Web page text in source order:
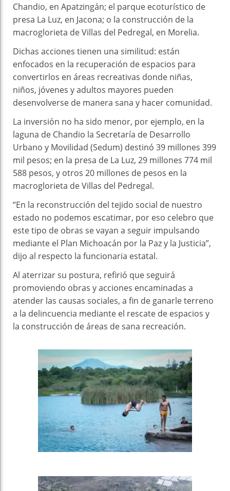
Chandio, en Apatzingán; el parque ecoturístico de
presa La Luz, en Jacona; o la construcción de la
macroglorieta de Villas del Pedregal, en Morelia.
Dichas acciones tienen una similitud: están
enfocados en la recuperación de espacios para
convertirlos en áreas recreativas donde niñas,
niños, jóvenes y adultos mayores pueden
desenvolverse de manera sana y hacer comunidad.
La inversión no ha sido menor, por ejemplo, en la
laguna de Chandio la Secretaría de Desarrollo
Urbano y Movilidad (Sedum) destinó 39 millones 399
mil pesos; en la presa de La Luz, 29 millones 774 mil
588 pesos, y otros 20 millones de pesos en la
macroglorieta de Villas del Pedregal.
“En la reconstrucción del tejido social de nuestro
estado no podemos escatimar, por eso celebro que
este tipo de obras se vayan a seguir impulsando
mediante el Plan Michoacán por la Paz y la Justicia”,
dijo al respecto la funcionaria estatal.
Al aterrizar su postura, refirió que seguirá
promoviendo obras y acciones encaminadas a
atender las causas sociales, a fin de ganarle terreno
a la delincuencia mediante el rescate de espacios y
la construcción de áreas de sana recreación.